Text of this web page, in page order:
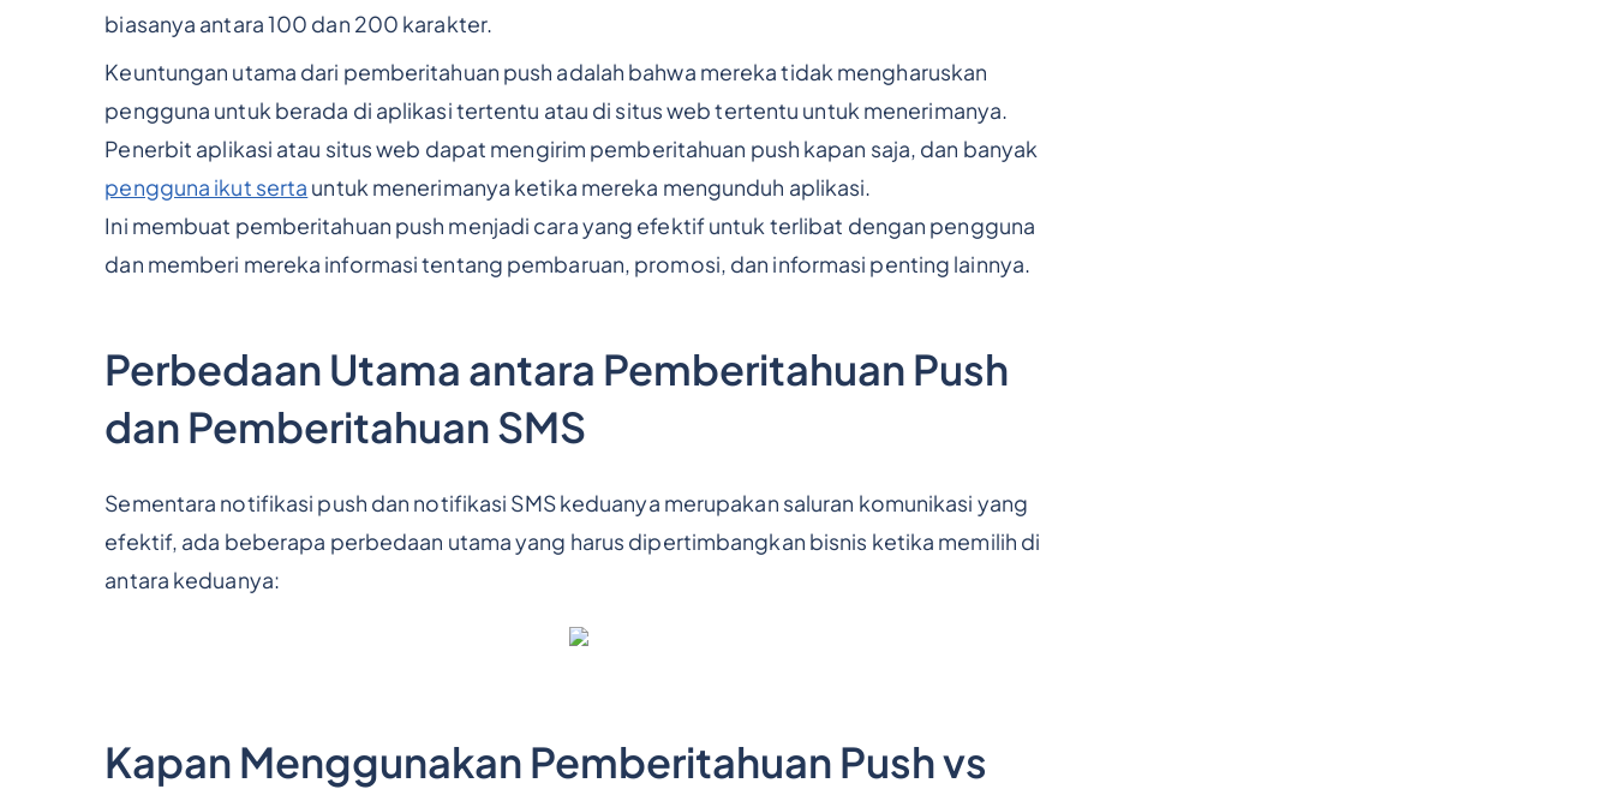
biasanya antara 100 dan 200 karakter.
Keuntungan utama dari pemberitahuan push adalah bahwa mereka tidak mengharuskan
pengguna untuk berada di aplikasi tertentu atau di situs web tertentu untuk menerimanya.
Penerbit aplikasi atau situs web dapat mengirim pemberitahuan push kapan saja, dan banyak
pengguna ikut serta untuk menerimanya ketika mereka mengunduh aplikasi.
Ini membuat pemberitahuan push menjadi cara yang efektif untuk terlibat dengan pengguna
dan memberi mereka informasi tentang pembaruan, promosi, dan informasi penting lainnya.
Perbedaan Utama antara Pemberitahuan Push
dan Pemberitahuan SMS
Sementara notifikasi push dan notifikasi SMS keduanya merupakan saluran komunikasi yang
efektif, ada beberapa perbedaan utama yang harus dipertimbangkan bisnis ketika memilih di
antara keduanya:
Kapan Menggunakan Pemberitahuan Push vs